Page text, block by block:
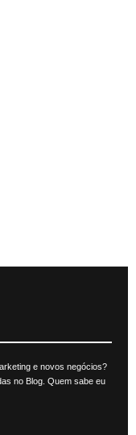
e novos negócios?
no Blog. Quem sabe eu